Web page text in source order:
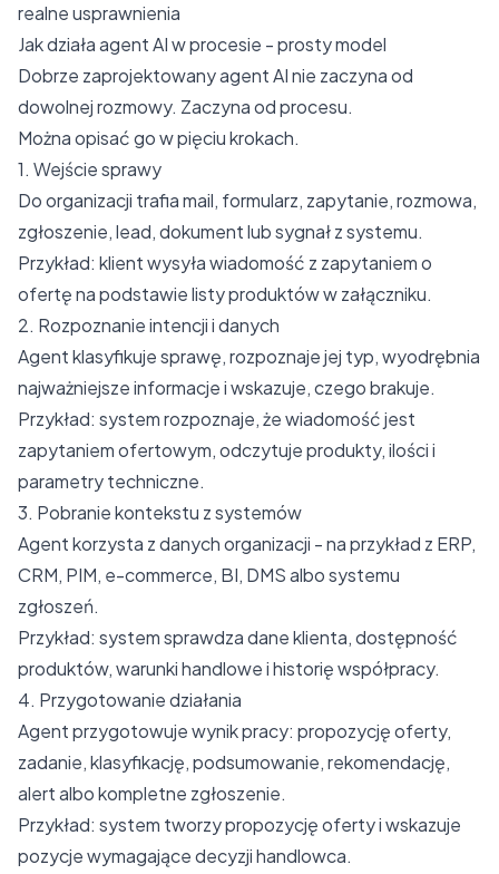
realne usprawnienia
Jak działa agent AI w procesie - prosty model
Dobrze zaprojektowany agent AI nie zaczyna od
dowolnej rozmowy. Zaczyna od procesu.
Można opisać go w pięciu krokach.
1. Wejście sprawy
Do organizacji trafia mail, formularz, zapytanie, rozmowa,
zgłoszenie, lead, dokument lub sygnał z systemu.
Przykład: klient wysyła wiadomość z zapytaniem o
ofertę na podstawie listy produktów w załączniku.
2. Rozpoznanie intencji i danych
Agent klasyfikuje sprawę, rozpoznaje jej typ, wyodrębnia
najważniejsze informacje i wskazuje, czego brakuje.
Przykład: system rozpoznaje, że wiadomość jest
zapytaniem ofertowym, odczytuje produkty, ilości i
parametry techniczne.
3. Pobranie kontekstu z systemów
Agent korzysta z danych organizacji - na przykład z ERP,
CRM, PIM, e-commerce, BI, DMS albo systemu
zgłoszeń.
Przykład: system sprawdza dane klienta, dostępność
produktów, warunki handlowe i historię współpracy.
4. Przygotowanie działania
Agent przygotowuje wynik pracy: propozycję oferty,
zadanie, klasyfikację, podsumowanie, rekomendację,
alert albo kompletne zgłoszenie.
Przykład: system tworzy propozycję oferty i wskazuje
pozycje wymagające decyzji handlowca.